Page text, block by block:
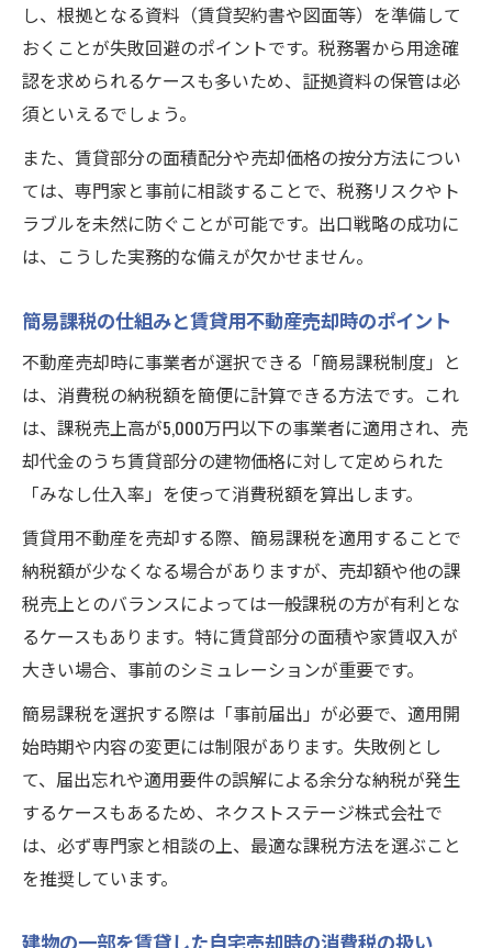
し、根拠となる資料（賃貸契約書や図面等）を準備して
おくことが失敗回避のポイントです。税務署から用途確
認を求められるケースも多いため、証拠資料の保管は必
須といえるでしょう。
また、賃貸部分の面積配分や売却価格の按分方法につい
ては、専門家と事前に相談することで、税務リスクやト
ラブルを未然に防ぐことが可能です。出口戦略の成功に
は、こうした実務的な備えが欠かせません。
簡易課税の仕組みと賃貸用不動産売却時のポイント
不動産売却時に事業者が選択できる「簡易課税制度」と
は、消費税の納税額を簡便に計算できる方法です。これ
は、課税売上高が5,000万円以下の事業者に適用され、売
却代金のうち賃貸部分の建物価格に対して定められた
「みなし仕入率」を使って消費税額を算出します。
賃貸用不動産を売却する際、簡易課税を適用することで
納税額が少なくなる場合がありますが、売却額や他の課
税売上とのバランスによっては一般課税の方が有利とな
るケースもあります。特に賃貸部分の面積や家賃収入が
大きい場合、事前のシミュレーションが重要です。
簡易課税を選択する際は「事前届出」が必要で、適用開
始時期や内容の変更には制限があります。失敗例とし
て、届出忘れや適用要件の誤解による余分な納税が発生
するケースもあるため、ネクストステージ株式会社で
は、必ず専門家と相談の上、最適な課税方法を選ぶこと
を推奨しています。
建物の一部を賃貸した自宅売却時の消費税の扱い